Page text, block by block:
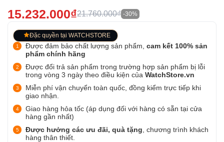
15.232.000₫21.760.000₫ -30%
Đặc quyền tại WATCHSTORE
Được đảm bảo chất lượng sản phẩm, cam kết 100% sản
phẩm chính hãng
Được đổi trả sản phẩm trong trường hợp sản phẩm bị lỗi
trong vòng 3 ngày theo điều kiện của WatchStore.vn
Miễn phí vận chuyển toàn quốc, đồng kiểm trực tiếp khi
giao nhận.
Giao hàng hỏa tốc (áp dụng đối với hàng có sẵn tại cửa
hàng gần nhất)
Được hưởng các ưu đãi, quà tặng , chương trình khách
hàng thân thiết.